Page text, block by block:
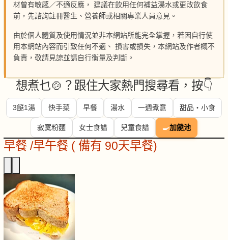
材曾有敏感／不適反應， 建議在飲用任何補益湯水或更改飲食
前，先諮詢註冊醫生、營養師或相關專業人員意見。
由於個人體質及使用情況並非本網站所能完全掌握，若因自行使
用本網站內容而引致任何不適、 損害或損失，本網站及作者概不
負責，敬請見諒並請自行衡量及判斷。
想煮乜🍲？跟住大家熱門搜尋看，按👇
3餸1湯 快手菜 早餐 湯水 一週煮意 甜品・小食
寂寞粉麵 女士食譜 兒童食譜 🍳加餸池
早餐 /早午餐 ( 備有 90天早餐)